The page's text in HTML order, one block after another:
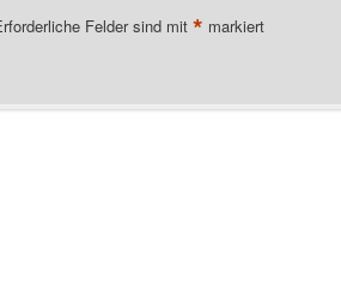
Felder sind mit * markiert